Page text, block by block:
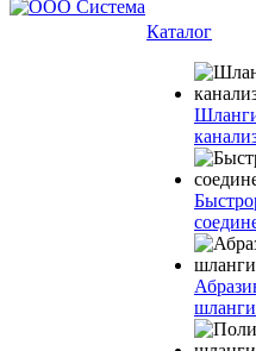
Каталог